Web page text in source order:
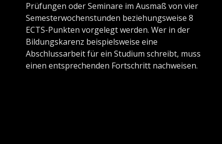
Prüfungen oder Seminare im Ausmaß von vier
Semesterwochenstunden beziehungsweise 8
ECTS-Punkten vorgelegt werden. Wer in der
Bildungskarenz beispielsweise eine
Abschlussarbeit für ein Studium schreibt, muss
einen entsprechenden Fortschritt nachweisen.